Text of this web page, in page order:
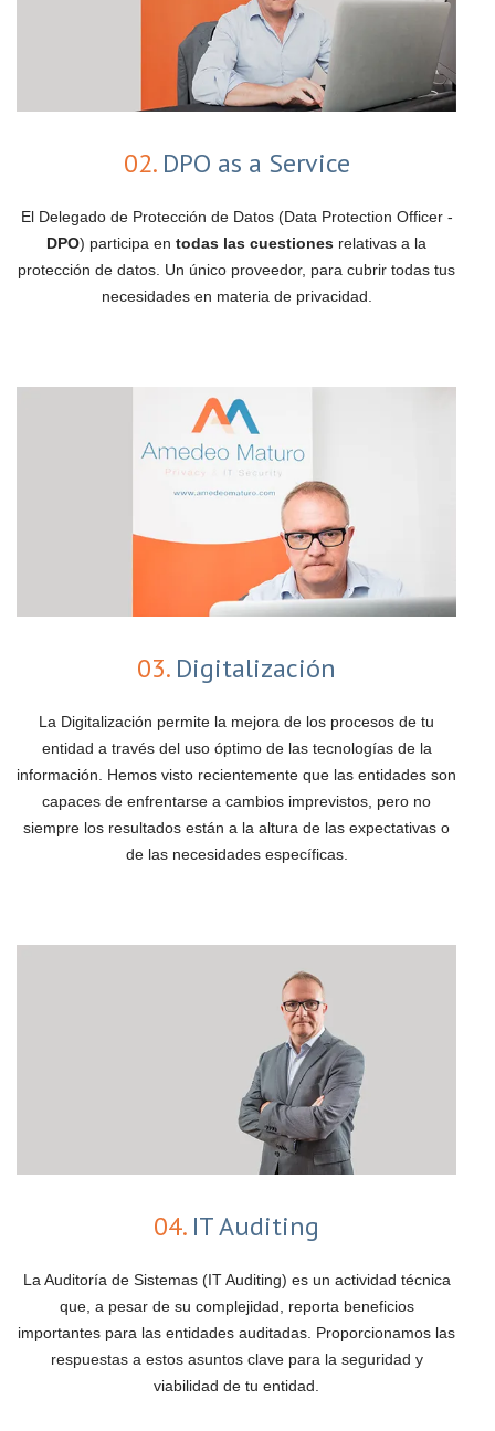
02.DPO as a Service
El Delegado de Protección de Datos (Data Protection Officer -
DPO) participa en todas las cuestiones relativas a la
protección de datos. Un único proveedor, para cubrir todas tus
necesidades en materia de privacidad.
03.Digitalización
La Digitalización permite la mejora de los procesos de tu
entidad a través del uso óptimo de las tecnologías de la
información. Hemos visto recientemente que las entidades son
capaces de enfrentarse a cambios imprevistos, pero no
siempre los resultados están a la altura de las expectativas o
de las necesidades específicas.
04.IT Auditing
La Auditoría de Sistemas (IT Auditing) es un actividad técnica
que, a pesar de su complejidad, reporta beneficios
importantes para las entidades auditadas. Proporcionamos las
respuestas a estos asuntos clave para la seguridad y
viabilidad de tu entidad.